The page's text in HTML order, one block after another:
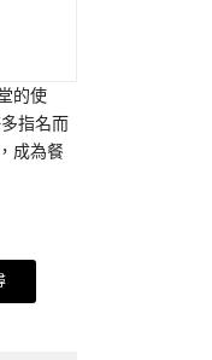
的使
指名而
成為餐